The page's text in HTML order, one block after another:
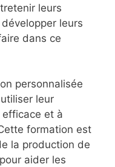
leurs
leurs
dans ce
personnalisée
leur
et à
formation est
la production de
aider les